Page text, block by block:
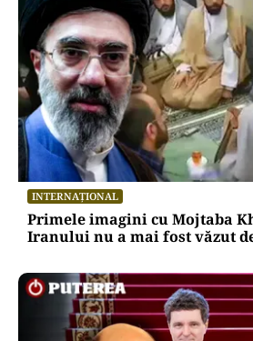
INTERNAȚIONAL
Primele imagini cu Mojtaba
Iranului nu a mai fost văzut